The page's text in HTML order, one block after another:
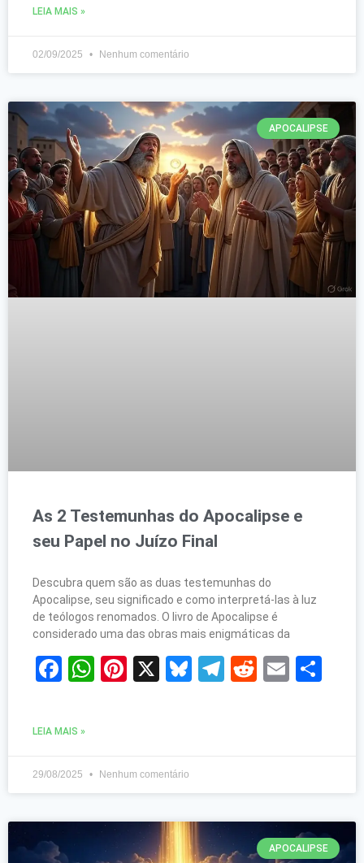
LEIA MAIS »
02/09/2025 Nenhum comentário
APOCALIPSE
As 2 Testemunhas do Apocalipse e
seu Papel no Juízo Final
Descubra quem são as duas testemunhas do
Apocalipse, seu significado e como interpretá-las à luz
de teólogos renomados. O livro de Apocalipse é
considerado uma das obras mais enigmáticas da
Facebook
WhatsApp
Pinterest
X Bluesky
Telegram
Reddit
Email
LEIA MAIS »
29/08/2025 Nenhum comentário
APOCALIPSE